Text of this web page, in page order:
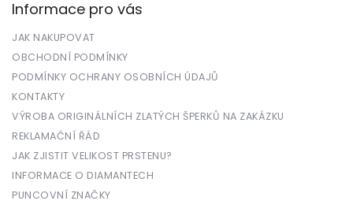
Informace pro vás
JAK NAKUPOVAT
OBCHODNÍ PODMÍNKY
PODMÍNKY OCHRANY OSOBNÍCH ÚDAJŮ
KONTAKTY
VÝROBA ORIGINÁLNÍCH ZLATÝCH ŠPERKŮ NA ZAKÁZKU
REKLAMAČNÍ ŘÁD
JAK ZJISTIT VELIKOST PRSTENU?
INFORMACE O DIAMANTECH
PUNCOVNÍ ZNAČKY